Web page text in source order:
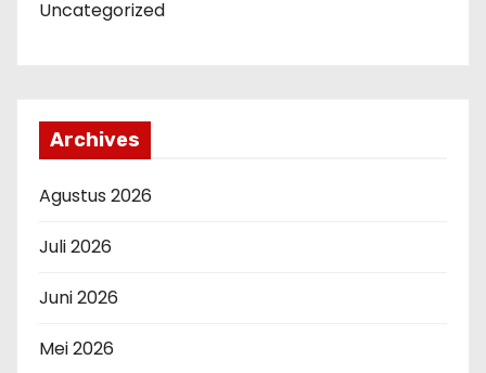
Uncategorized
Archives
Agustus 2026
Juli 2026
Juni 2026
Mei 2026